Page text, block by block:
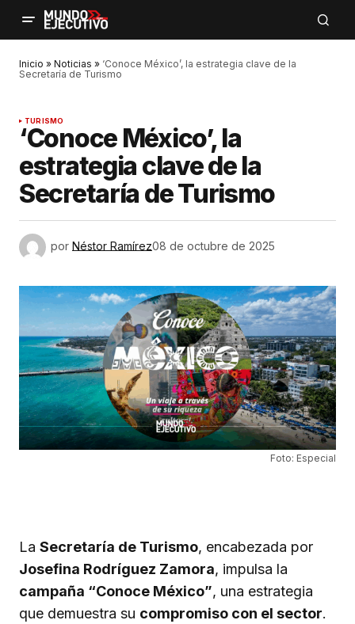
Inicio » Noticias » ‘Conoce México’, la estrategia clave de la
Secretaría de Turismo
TURISMO
‘Conoce México’, la
estrategia clave de la
Secretaría de Turismo
por Néstor Ramírez08 de octubre de 2025
Foto: Especial
La Secretaría de Turismo, encabezada por
Josefina Rodríguez Zamora, impulsa la
campaña “Conoce México”, una estrategia
que demuestra su compromiso con el sector.